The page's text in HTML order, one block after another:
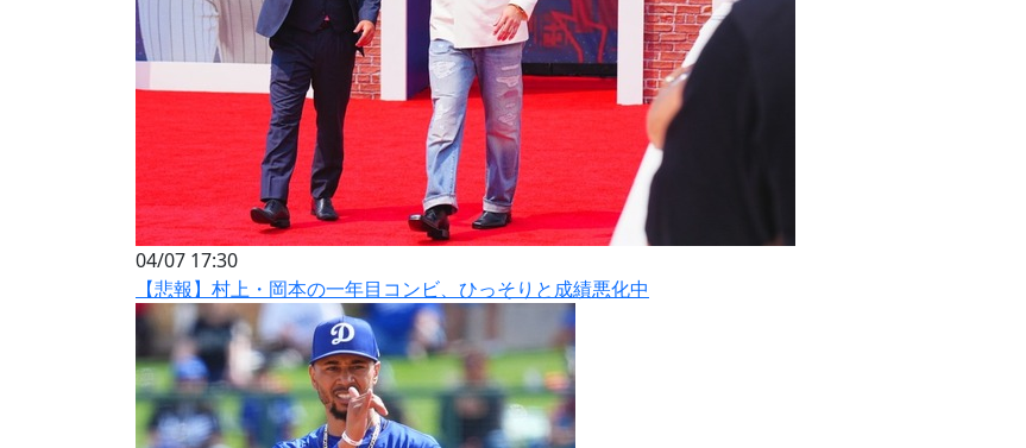
04/07 17:30
【悲報】村上・岡本の一年目コンビ、ひっそりと成績悪化中